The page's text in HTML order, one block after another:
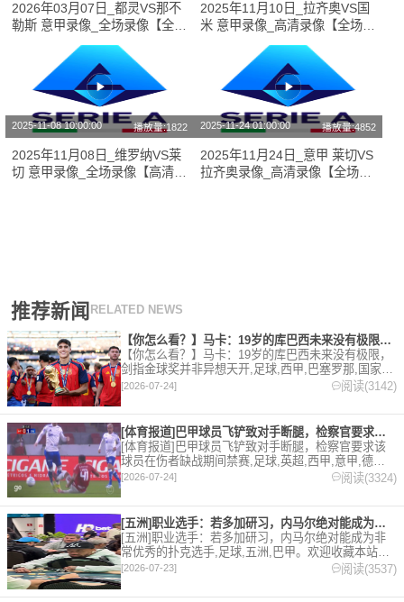
2026年03月07日_都灵VS那不
勒斯 意甲录像_全场录像【全场
2025年11月10日_拉齐奥VS国
米 意甲录像_高清录像【全场回
2025-11-08 10:00:00 播放量:1822
2025年11月08日_维罗纳VS莱
切 意甲录像_全场录像【高清回
2025-11-24 01:00:00 播放量:4852
2025年11月24日_意甲 莱切VS
拉齐奥录像_高清录像【全场回
推荐新闻 RELATED NEWS
【你怎么看？】马卡：19岁的库巴西未来没有极限，剑指金球奖并
【你怎么看？】马卡：19岁的库巴西未来没有极限，
剑指金球奖并非异想天开,足球,西甲,巴塞罗那,国家
队,世界杯,西班牙。欢迎收藏本站，24小时为你更新
最新的足球，篮球体育资讯。
[2026-07-24] 阅读(3142)
[体育报道]巴甲球员飞铲致对手断腿，检察官要求该球员在伤者缺
[体育报道]巴甲球员飞铲致对手断腿，检察官要求该
球员在伤者缺战期间禁赛,足球,英超,西甲,意甲,德甲,
法甲,五洲,巴甲。欢迎收藏本站，24小时为你更新最
新的足球，篮球体育资讯。
[2026-07-24] 阅读(3324)
[五洲]职业选手：若多加研习，内马尔绝对能成为非常优秀的扑克
[五洲]职业选手：若多加研习，内马尔绝对能成为非
常优秀的扑克选手,足球,五洲,巴甲。欢迎收藏本站，
24小时为你更新最新的足球，篮球体育资讯。
[2026-07-23] 阅读(3537)